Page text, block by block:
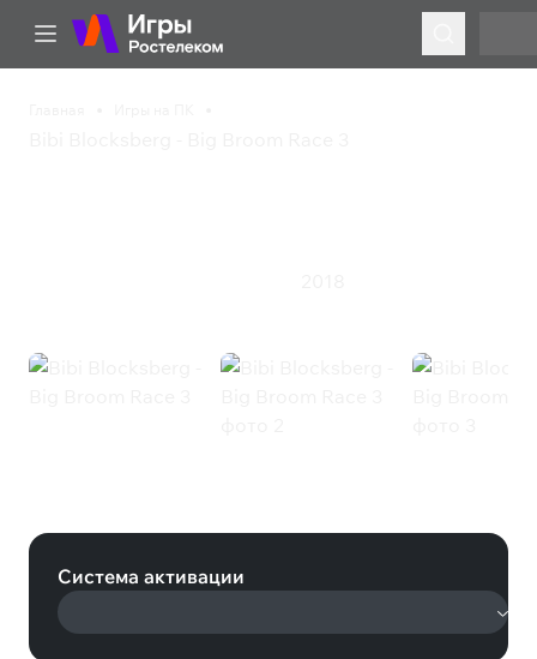
Система активации